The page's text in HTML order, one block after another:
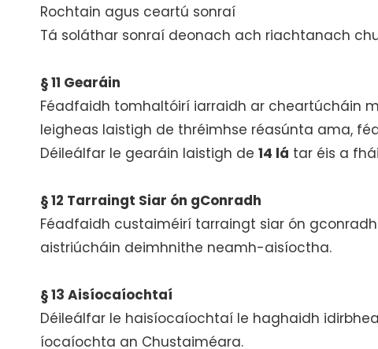
Rochtain agus ceartú sonraí
Tá soláthar sonraí deonach ach riachtanach
§ 11 Gearáin
Féadfaidh tomhaltóirí iarraidh ar cheartúcháin
leigheas laistigh de thréimhse réasúnta ama,
Déileálfar le gearáin laistigh de 14 lá tar éis a
§ 12 Tarraingt Siar ón gConradh
Féadfaidh custaiméirí tarraingt siar ón
aistriúcháin deimhnithe neamh-aisíoctha.
§ 13 Aisíocaíochtaí
Déileálfar le haisíocaíochtaí le haghaidh
íocaíochta an Chustaiméara.